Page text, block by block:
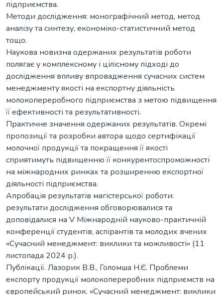
підприємства.
Методи дослідження: монографічний метод, метод
аналізу та синтезу, економіко-статистичний метод
тощо.
Наукова новизна одержаних результатів роботи
полягає у комплексному і цілісному підході до
дослідження впливу впровадження сучасних систем
менеджменту якості на експортну діяльність
молокопереробного підприємства з метою підвищення
її ефективності та результативності.
Практичне значення одержаних результатів. Окремі
пропозиції та розробки автора щодо сертифікації
молочної продукції та покращення її якості
сприятимуть підвищенню її конкурентоспроможності
на міжнародних ринках та розширенню експортної
діяльності підприємства.
Апробація результатів магістерської роботи:
результати дослідження обговорювалися та
доповідалися на V Міжнародній науково-практичній
конференції студентів, аспірантів та молодих вчених
«Сучасний менеджмент: виклики та можливості» (11
листопада 2024 р.).
Публікації. Лазорик В.В., Голомша Н.Є. Проблеми
експорту продукції молокопереробних підприємств на
європейський ринок. «Сучасний менеджмент: виклики